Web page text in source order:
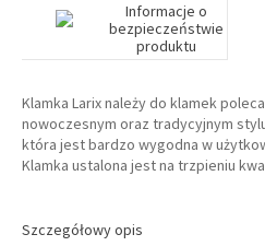
Informacje o
bezpieczeństwie
produktu
Klamka Larix należy do klamek
nowoczesnym oraz tradycyjnym
która jest bardzo wygodna w
Klamka ustalona jest na trzpieniu
Szczegółowy opis